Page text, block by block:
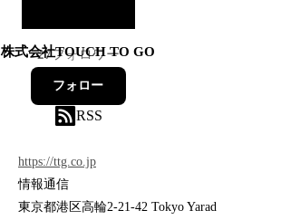
株式会社TOUCH TO GO
27フォロワー
フォロー
RSS
https://ttg.co.jp
情報通信
東京都港区高輪2-21-42 Tokyo Yarad